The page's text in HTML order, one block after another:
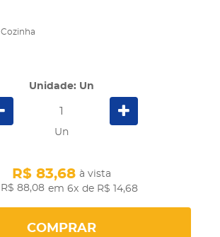
Cozinha
Unidade: Un
Un
R$ 88,08
R$ 83,68 à vista
em 6x de R$ 14,68
COMPRAR